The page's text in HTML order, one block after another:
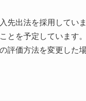
先出法を採用してい
とを予定しています。
評価方法を変更した